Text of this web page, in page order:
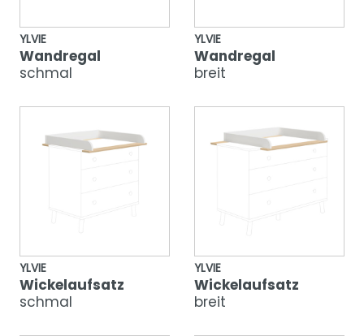
YLVIE
Wandregal
schmal
YLVIE
Wandregal
breit
YLVIE
Wickelaufsatz
schmal
YLVIE
Wickelaufsatz
breit